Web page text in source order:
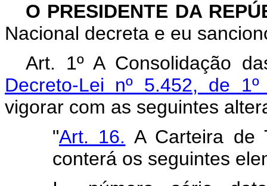
O PRESIDENTE DA
Nacional decreta e eu
Art. 1º A Consolidação
Decreto-Lei nº 5.452, de
vigorar com as seguintes
"Art. 16. A Carteira de
conterá os seguintes